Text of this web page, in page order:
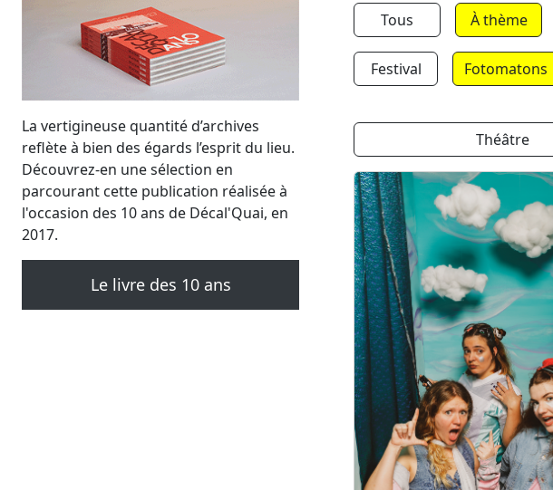
La vertigineuse quantité d’archives
reflète à bien des égards l’esprit du lieu.
Découvrez-en une sélection en
parcourant cette publication réalisée à
l'occasion des 10 ans de Décal'Quai, en
2017.
Le livre des 10 ans
Tous À thème
Festival Fotomatons
Théâtre